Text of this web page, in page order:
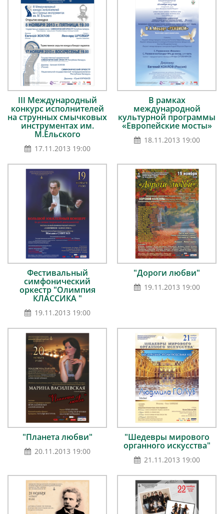
III Международный
конкурс исполнителей
на струнных смычковых
инструментах им.
М.Ельского
17.11.2013 19:00
В рамках
международной
культурной программы
«Европейские мосты»
18.11.2013 19:00
Фестивальный
симфонический
оркестр "Олимпия
КЛАССИКА "
19.11.2013 19:00
"Дороги любви"
19.11.2013 19:00
"Планета любви"
20.11.2013 19:00
"Шедевры мирового
органного искусства"
21.11.2013 19:00